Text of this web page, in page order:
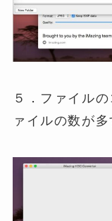
５．ファイル
ァイルの数が